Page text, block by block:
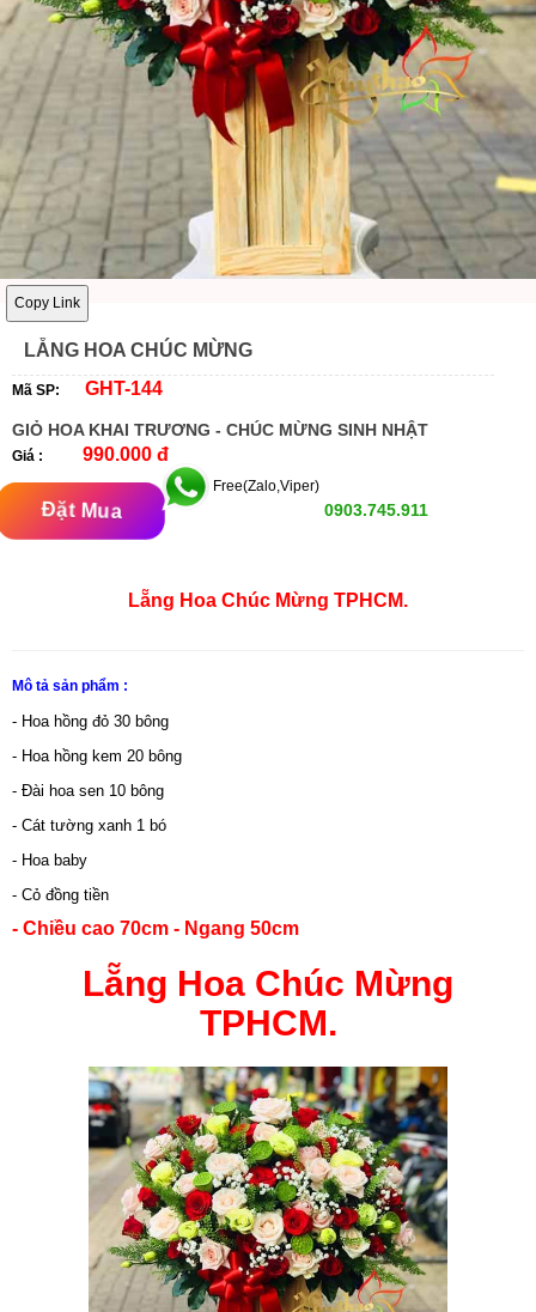
Copy Link
LẴNG HOA CHÚC MỪNG
Mã SP: GHT-144
GIỎ HOA KHAI TRƯƠNG - CHÚC MỪNG SINH NHẬT
Giá : 990.000 đ
Đặt Mua
Free(Zalo,Viper)
0903.745.911
Lẵng Hoa Chúc Mừng TPHCM.
Mô tả sản phẩm :
- Hoa hồng đỏ 30 bông
- Hoa hồng kem 20 bông
- Đài hoa sen 10 bông
- Cát tường xanh 1 bó
- Hoa baby
- Cỏ đồng tiền
- Chiều cao 70cm - Ngang 50cm
Lẵng Hoa Chúc Mừng
TPHCM.